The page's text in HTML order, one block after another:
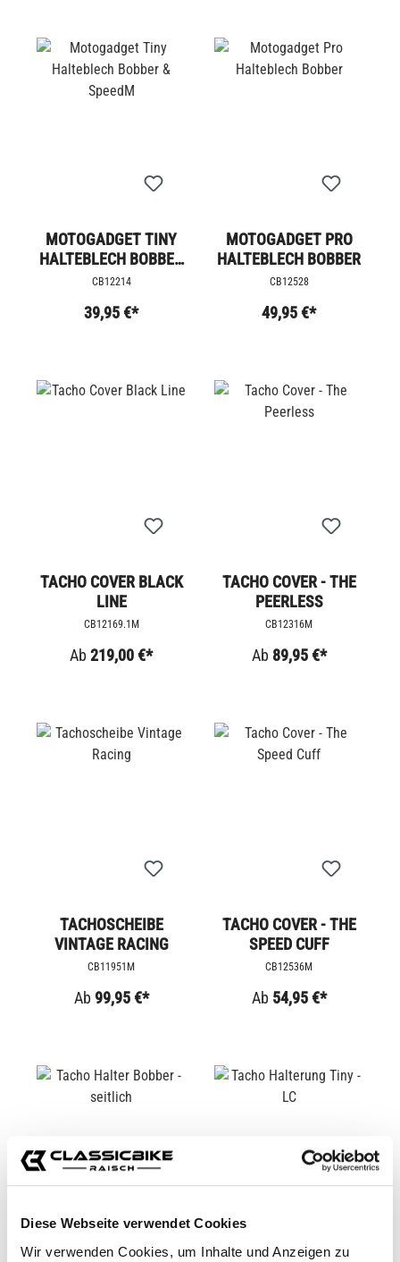
Diese Webseite verwendet Cookies
Wir verwenden Cookies, um Inhalte und Anzeigen zu
MOTOGADGET TINY
HALTEBLECH BOBBER
& SPEEDM
CB12214
39,95 €*
MOTOGADGET PRO
HALTEBLECH BOBBER
CB12528
49,95 €*
TACHO COVER BLACK
LINE
CB12169.1M
Ab 219,00 €*
TACHO COVER - THE
PEERLESS
CB12316M
Ab 89,95 €*
TACHOSCHEIBE
VINTAGE RACING
CB11951M
Ab 99,95 €*
TACHO COVER - THE
SPEED CUFF
CB12536M
Ab 54,95 €*